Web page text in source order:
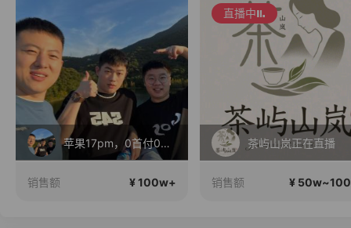
苹果17pm，0首付0利息！
销售额 ¥ 100w+
直播中
茶屿山岚正在直播
销售额 ¥